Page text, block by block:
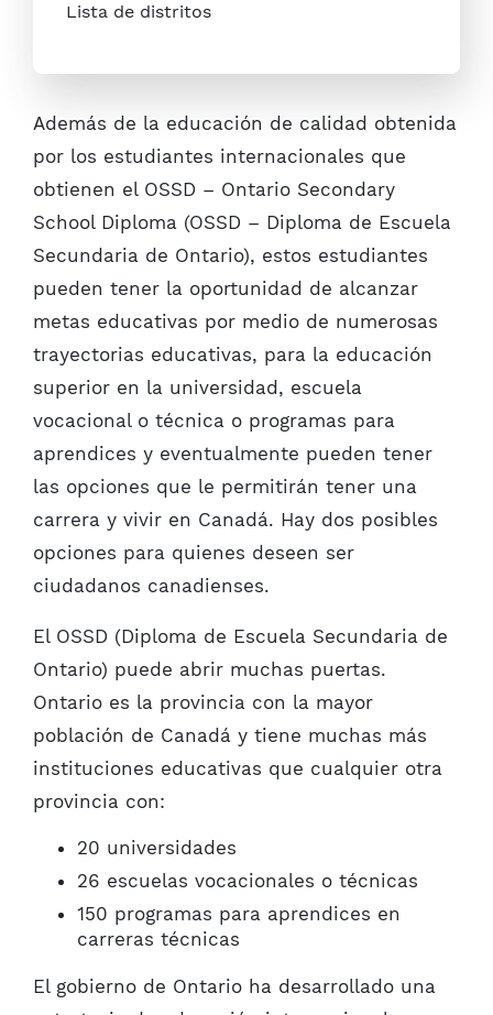
Lista de distritos
Además de la educación de calidad obtenida
por los estudiantes internacionales que
obtienen el OSSD – Ontario Secondary
School Diploma (OSSD – Diploma de Escuela
Secundaria de Ontario), estos estudiantes
pueden tener la oportunidad de alcanzar
metas educativas por medio de numerosas
trayectorias educativas, para la educación
superior en la universidad, escuela
vocacional o técnica o programas para
aprendices y eventualmente pueden tener
las opciones que le permitirán tener una
carrera y vivir en Canadá. Hay dos posibles
opciones para quienes deseen ser
ciudadanos canadienses.
El OSSD (Diploma de Escuela Secundaria de
Ontario) puede abrir muchas puertas.
Ontario es la provincia con la mayor
población de Canadá y tiene muchas más
instituciones educativas que cualquier otra
provincia con:
20 universidades
26 escuelas vocacionales o técnicas
150 programas para aprendices en
carreras técnicas
El gobierno de Ontario ha desarrollado una